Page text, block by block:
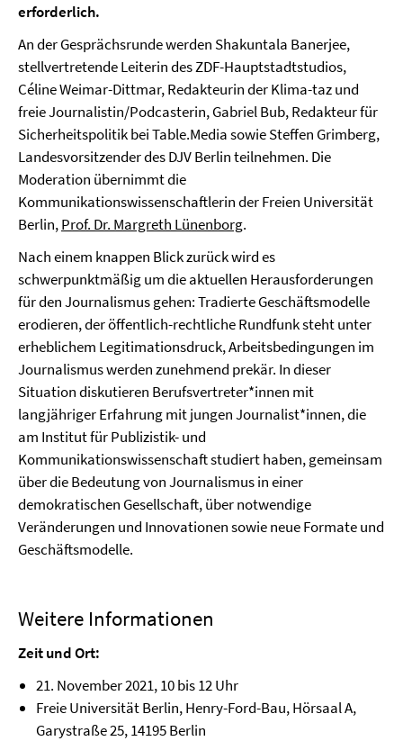
erforderlich.
An der Gesprächsrunde werden Shakuntala Banerjee,
stellvertretende Leiterin des ZDF-Hauptstadtstudios,
Céline Weimar-Dittmar, Redakteurin der Klima-taz und
freie Journalistin/Podcasterin, Gabriel Bub, Redakteur für
Sicherheitspolitik bei Table.Media sowie Steffen Grimberg,
Landesvorsitzender des DJV Berlin teilnehmen. Die
Moderation übernimmt die
Kommunikationswissenschaftlerin der Freien Universität
Berlin,Prof. Dr. Margreth Lünenborg.
Nach einem knappen Blick zurück wird es
schwerpunktmäßig um die aktuellen Herausforderungen
für den Journalismus gehen: Tradierte Geschäftsmodelle
erodieren, der öffentlich-rechtliche Rundfunk steht unter
erheblichem Legitimationsdruck, Arbeitsbedingungen im
Journalismus werden zunehmend prekär. In dieser
Situation diskutieren Berufsvertreter*innen mit
langjähriger Erfahrung mit jungen Journalist*innen, die
am Institut für Publizistik- und
Kommunikationswissenschaft studiert haben, gemeinsam
über die Bedeutung von Journalismus in einer
demokratischen Gesellschaft, über notwendige
Veränderungen und Innovationen sowie neue Formate und
Geschäftsmodelle.
Weitere Informationen
Zeit und Ort:
21. November 2021, 10 bis 12 Uhr
Freie Universität Berlin, Henry-Ford-Bau, Hörsaal A,
Garystraße 25, 14195 Berlin